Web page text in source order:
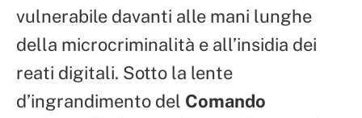
vulnerabile davanti alle mani lunghe
della microcriminalità e all’insidia dei
reati digitali. Sotto la lente
d’ingrandimento del Comando